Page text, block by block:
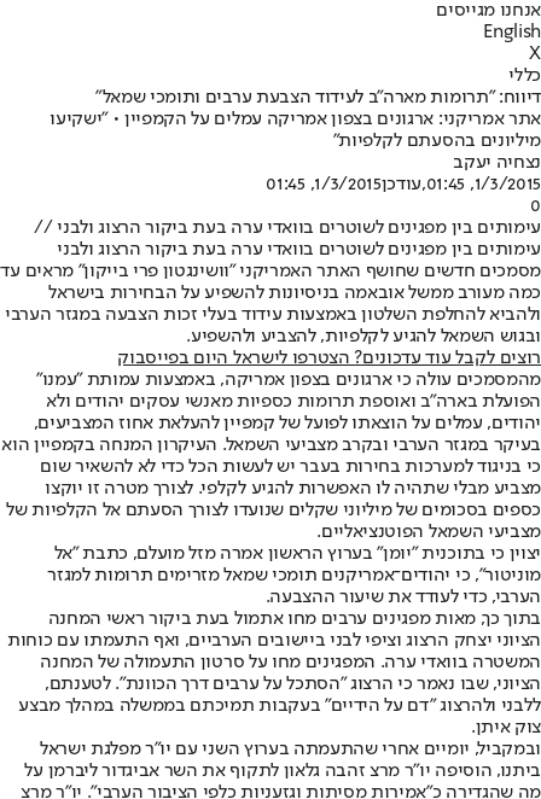
אנחנו מגייסים
English
X
כללי
דיווח: "תרומות מארה"ב לעידוד הצבעת ערבים ותומכי שמאל"
אתר אמריקני: ארגונים בצפון אמריקה עמלים על הקמפיין • "ישקיעו
מיליונים בהסעתם לקלפיות"
נצחיה יעקב
1/3/2015, 01:45
,עודכן1/3/2015, 01:45
0
עימותים בין מפגינים לשוטרים בוואדי ערה בעת ביקור הרצוג ולבני //
עימותים בין מפגינים לשוטרים בוואדי ערה בעת ביקור הרצוג ולבני
מסמכים חדשים שחושף האתר האמריקני "וושינגטון פרי בייקון" מראים עד
כמה מעורב ממשל אובאמה בניסיונות להשפיע על הבחירות בישראל
ולהביא להחלפת השלטון באמצעות עידוד בעלי זכות הצבעה במגזר הערבי
ובגוש השמאל להגיע לקלפיות, להצביע ולהשפיע.
רוצים לקבל עוד עדכונים? הצטרפו לישראל היום בפייסבוק
מהמסמכים עולה כי ארגונים בצפון אמריקה, באמצעות עמותת "עמנו"
הפועלת בארה"ב ואוספת תרומות כספיות מאנשי עסקים יהודים ולא
יהודים, עמלים על הוצאתו לפועל של קמפיין להעלאת אחוז המצביעים,
בעיקר במגזר הערבי ובקרב מצביעי השמאל. העיקרון המנחה בקמפיין הוא
כי בניגוד למערכות בחירות בעבר יש לעשות הכל כדי לא להשאיר שום
מצביע מבלי שתהיה לו האפשרות להגיע לקלפי. לצורך מטרה זו יוקצו
כספים בסכומים של מיליוני שקלים שנועדו לצורך הסעתם אל הקלפיות של
מצביעי השמאל הפוטנציאליים.
יצוין כי בתוכנית "יומן" בערוץ הראשון אמרה מזל מועלם, כתבת "אל
מוניטור", כי יהודים־אמריקנים תומכי שמאל מזרימים תרומות למגזר
הערבי, כדי לעודד את שיעור ההצבעה.
בתוך כך, מאות מפגינים ערבים מחו אתמול בעת ביקור ראשי המחנה
הציוני יצחק הרצוג וציפי לבני ביישובים הערביים, ואף התעמתו עם כוחות
המשטרה בוואדי ערה. המפגינים מחו על סרטון התעמולה של המחנה
הציוני, שבו נאמר כי הרצוג "הסתכל על ערבים דרך הכוונת". לטענתם,
ללבני ולהרצוג "דם על הידיים" בעקבות תמיכתם בממשלה במהלך מבצע
צוק איתן.
ובמקביל, יומיים אחרי שהתעמתה בערוץ השני עם יו"ר מפלגת ישראל
ביתנו, הוסיפה יו"ר מרצ זהבה גלאון לתקוף את השר אביגדור ליברמן על
מה שהגדירה כ"אמירות מסיתות וגזעניות כלפי הציבור הערבי". יו"ר מרצ